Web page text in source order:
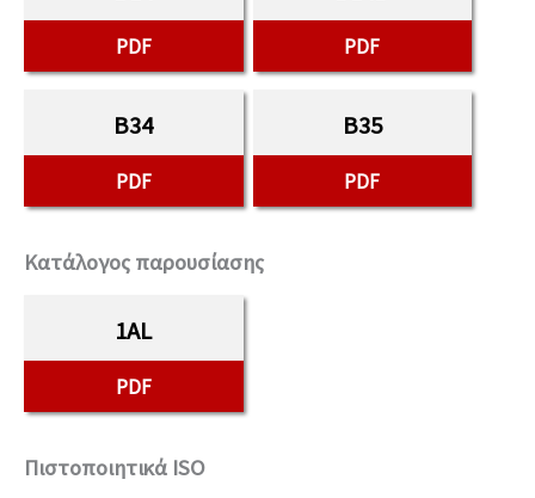
PDF PDF
B34
PDF
B35
PDF
Κατάλογος παρουσίασης
1AL
PDF
Πιστοποιητικά ISO